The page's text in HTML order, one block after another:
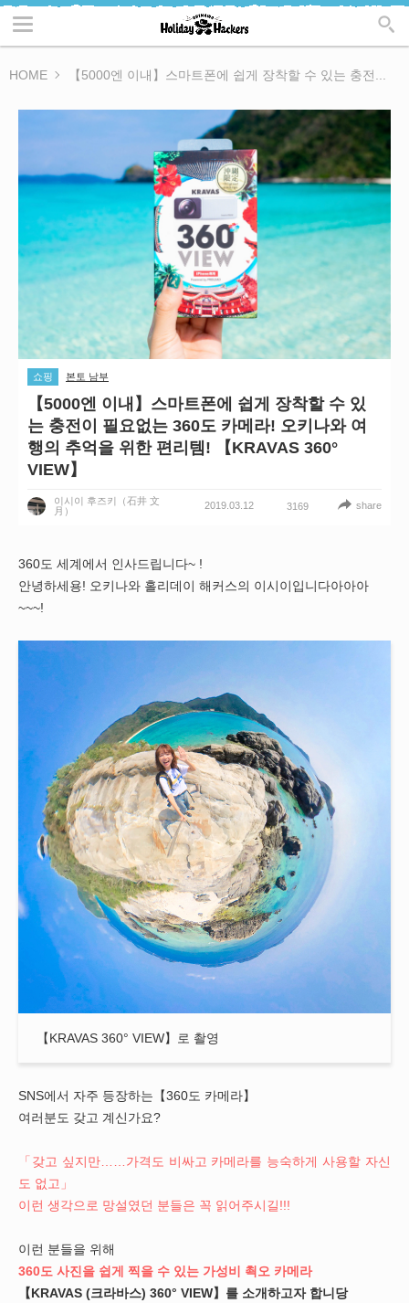
HOME 【5000엔 이내】스마트폰에 쉽게 장착할 수 있는 충전...
쇼핑 본토 남부
【5000엔 이내】스마트폰에 쉽게 장착할 수 있
는 충전이 필요없는 360도 카메라! 오키나와 여
행의 추억을 위한 편리템! 【KRAVAS 360°
VIEW】
이시이 후즈키（石井 文
月）
2019.03.12 3169 share
360도 세계에서 인사드립니다~ !
안녕하세용! 오키나와 홀리데이 해커스의 이시이입니다아아아
~~~!
【KRAVAS 360° VIEW】로 촬영
SNS에서 자주 등장하는【360도 카메라】
여러분도 갖고 계신가요?
「갖고 싶지만……가격도 비싸고 카메라를 능숙하게 사용할 자신
도 없고」
이런 생각으로 망설였던 분들은 꼭 읽어주시길!!!
이런 분들을 위해
360도 사진을 쉽게 찍을 수 있는 가성비 쵝오 카메라
【KRAVAS (크라바스) 360° VIEW】를 소개하고자 합니당